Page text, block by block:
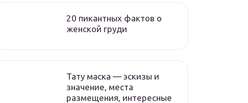
20 пикантных фактов о
женской груди
Тату маска — эскизы и
значение, места
размещения, интересные